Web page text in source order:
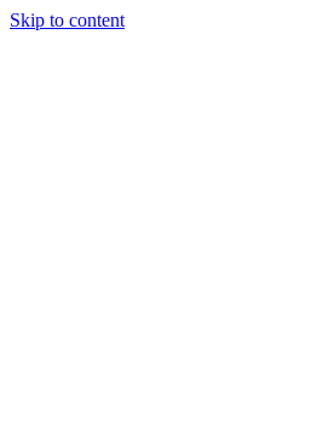
Skip to content